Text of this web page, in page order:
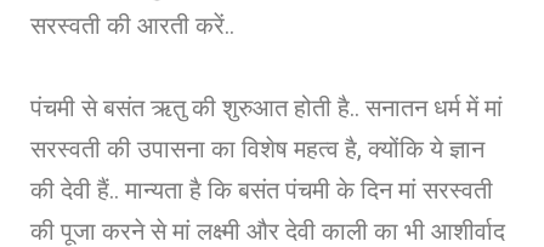
सरस्वती की आरती करें..
पंचमी से बसंत ऋतु की शुरुआत होती है.. सनातन धर्म में मां
सरस्वती की उपासना का विशेष महत्व है, क्योंकि ये ज्ञान
की देवी हैं.. मान्यता है कि बसंत पंचमी के दिन मां सरस्वती
की पूजा करने से मां लक्ष्मी और देवी काली का भी आशीर्वाद